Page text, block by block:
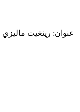
عنوان: